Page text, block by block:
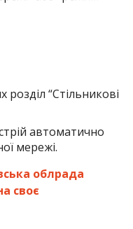
“Стільникові
автоматично
мережі.
облрада
своє